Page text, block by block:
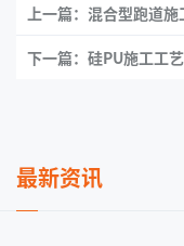
上一篇：混合型跑道
下一篇：硅PU施工工
最新资讯